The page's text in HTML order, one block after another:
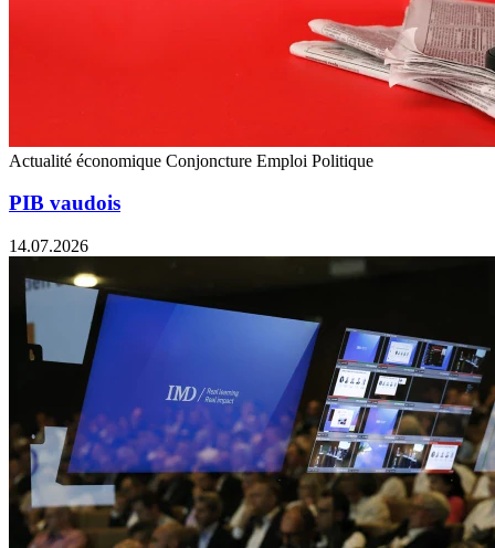
Actualité économique Conjoncture Emploi Politique
PIB vaudois
14.07.2026